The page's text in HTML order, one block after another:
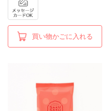
買い物かごに入れる